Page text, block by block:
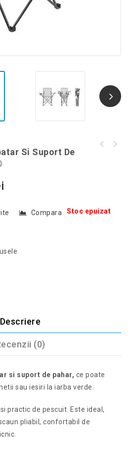
Si Suport De
Stoc epuizat
Compara
Descriere
(0)
si suport de pahar, ce poate
sau iesiri la iarba verde.
practic de pescuit. Este ideal,
pliabil, confortabil de